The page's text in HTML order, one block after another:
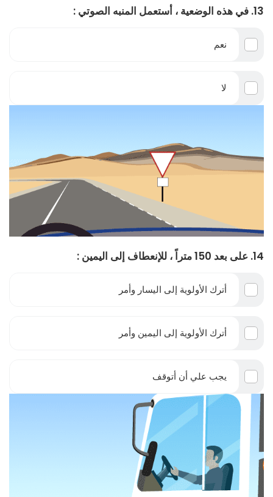
13. في هذه الوضعية ، أستعمل المنبه الصوتي :
نعم
لا
14. على بعد 150 متراً ، للإنعطاف إلى اليمين :
أترك الأولوية إلى اليسار وأمر
أترك الأولوية إلى اليمين وأمر
يجب علي أن أتوقف